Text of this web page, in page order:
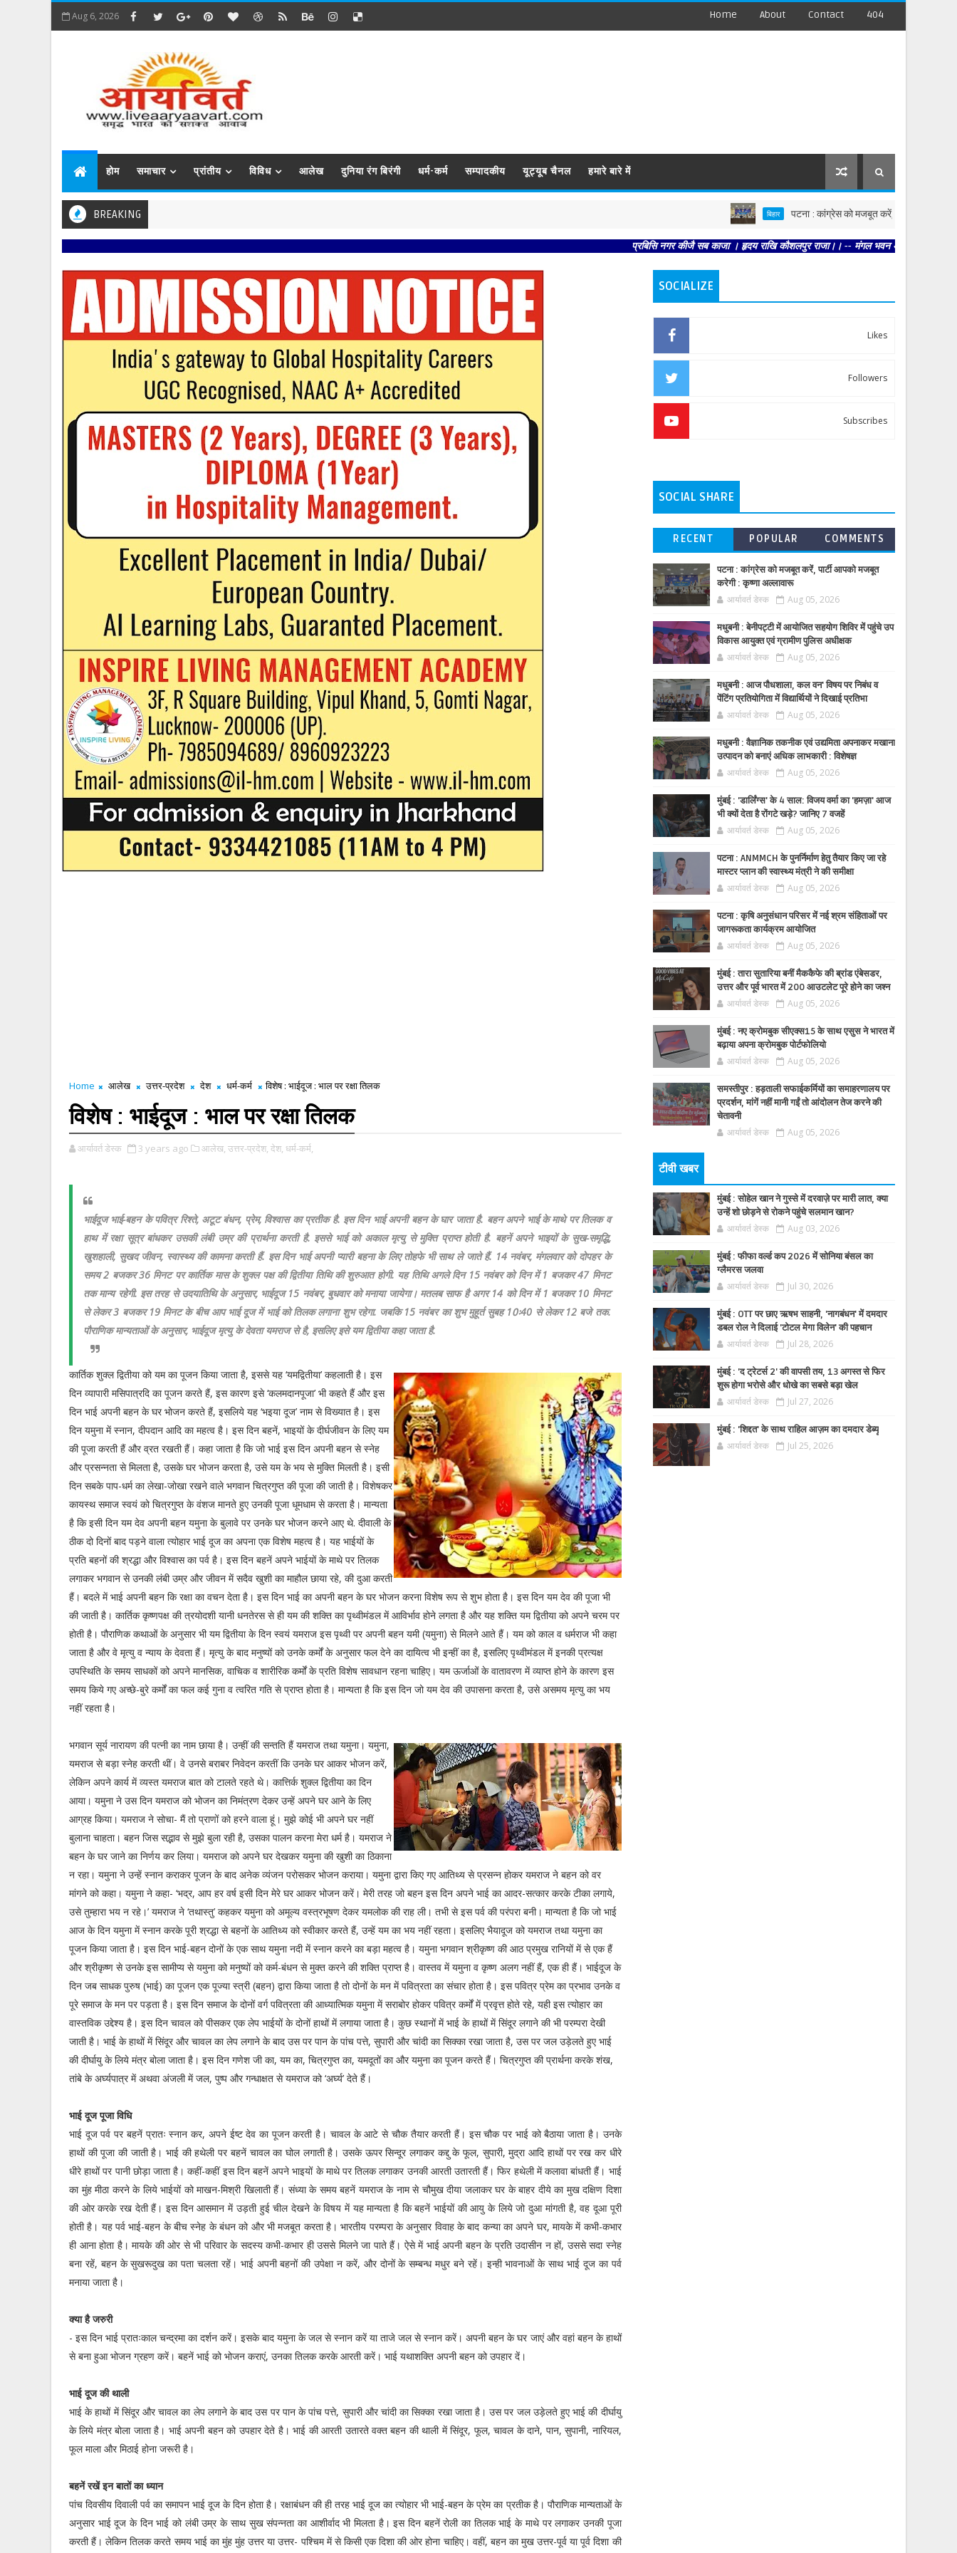
Aug 6, 2026 Home About Contact 404
होम समाचार प्रांतीय विविध आलेख दुनिया रंग बिरंगी धर्म-कर्म सम्पादकीय यूट्यूब चैनल हमारे बारे में
BREAKING बिहार पटना : कांग्रेस को मजबूत करें, पार्टी आपको मजबूत करेगी :
प्रबिसि नगर कीजै सब काजा । हृदय राखि कौशलपुर राजा।। -- मंगल भवन अमंगल हारी। द्रवहु सुदसरथ
Home आलेख उत्तर-प्रदेश देश धर्म-कर्म विशेष : भाईदूज : भाल पर रक्षा तिलक
विशेष : भाईदूज : भाल पर रक्षा तिलक
आर्यावर्त डेस्क 3 years ago आलेख, उत्तर-प्रदेश, देश, धर्म-कर्म,
भाईदूज भाई-बहन के पवित्र रिश्ते, अटूट बंधन, प्रेम, विश्वास का प्रतीक है. इस दिन भाई अपनी बहन के घार जाता है. बहन अपने भाई के माथे पर तिलक व
हाथ में रक्षा सूत्र बांधकर उसकी लंबी उम्र की प्रार्थना करती है. इससे भाई को अकाल मृत्यु से मुक्ति प्राप्त होती है. बहनें अपने भाइयों के सुख-समृद्धि,
खुशहाली, सुखद जीवन, स्वास्थ्य की कामना करती हैं. इस दिन भाई अपनी प्यारी बहना के लिए तोहफे भी साथ ले जाते हैं. 14 नवंबर, मंगलवार को दोपहर के
समय 2 बजकर 36 मिनट पर कार्तिक मास के शुक्ल पक्ष की द्वितीया तिथि की शुरुआत होगी. यह तिथि अगले दिन 15 नवंबर को दिन में 1 बजकर 47 मिनट
तक मान्य रहेगी. इस तरह से उदयातिथि के अनुसार, भाईदूज 15 नवंबर, बुधवार को मनाया जायेगा। मतलब साफ है अगर 14 को दिन में 1 बजकर 10 मिनट
से लेकर 3 बजकर 19 मिनट के बीच आप भाई दूज में भाई को तिलक लगाना शुभ रहेगा. जबकि 15 नवंबर का शुभ मुहूर्त सुबह 10ः40 से लेकर 12 बजे तक.
पौराणिक मान्यताओं के अनुसार, भाईदूज मृत्यु के देवता यमराज से है, इसलिए इसे यम द्वितीया कहा जाता है.
कार्तिक शुक्ल द्वितीया को यम का पूजन किया जाता है, इससे यह ‘यमद्वितीया’ कहलाती है। इस
दिन व्यापारी मसिपात्रदि का पूजन करते हैं, इस कारण इसे ‘कलमदानपूजा’ भी कहते हैं और इस
दिन भाई अपनी बहन के घर भोजन करते हैं, इसलिये यह ‘भइया दूज’ नाम से विख्यात है। इस
दिन यमुना में स्नान, दीपदान आदि का महत्व है। इस दिन बहनें, भाइयों के दीर्घजीवन के लिए यम
की पूजा करती हैं और व्रत रखती हैं। कहा जाता है कि जो भाई इस दिन अपनी बहन से स्नेह
और प्रसन्नता से मिलता है, उसके घर भोजन करता है, उसे यम के भय से मुक्ति मिलती है। इसी
दिन सबके पाप-धर्म का लेखा-जोखा रखने वाले भगवान चित्रगुप्त की पूजा की जाती है। विशेषकर
कायस्थ समाज स्वयं को चित्रगुप्त के वंशज मानते हुए उनकी पूजा धूमधाम से करता है। मान्यता
है कि इसी दिन यम देव अपनी बहन यमुना के बुलावे पर उनके घर भोजन करने आए थे. दीवाली के
ठीक दो दिनों बाद पड़ने वाला त्योहार भाई दूज का अपना एक विशेष महत्व है। यह भाईयों के
प्रति बहनों की श्रद्धा और विश्वास का पर्व है। इस दिन बहनें अपने भाईयों के माथे पर तिलक
लगाकर भगवान से उनकी लंबी उम्र और जीवन में सदैव खुशी का माहौल छाया रहे, की दुआ करती
हैं। बदले में भाई अपनी बहन कि रक्षा का वचन देता है। इस दिन भाई का अपनी बहन के घर भोजन करना विशेष रूप से शुभ होता है। इस दिन यम देव की पूजा भी
की जाती है। कार्तिक कृष्णपक्ष की त्रयोदशी यानी धनतेरस से ही यम की शक्ति का पृथ्वीमंडल में आविर्भाव होने लगता है और यह शक्ति यम द्वितीया को अपने चरम पर
होती है। पौराणिक कथाओं के अनुसार भी यम द्वितीया के दिन स्वयं यमराज इस पृथ्वी पर अपनी बहन यमी (यमुना) से मिलने आते हैं। यम को काल व धर्मराज भी कहा
जाता है और वे मृत्यु व न्याय के देवता हैं। मृत्यु के बाद मनुष्यों को उनके कर्मों के अनुसार फल देने का दायित्व भी इन्हीं का है, इसलिए पृथ्वीमंडल में इनकी प्रत्यक्ष
उपस्थिति के समय साधकों को अपने मानसिक, वाचिक व शारीरिक कर्मों के प्रति विशेष सावधान रहना चाहिए। यम ऊर्जाओं के वातावरण में व्याप्त होने के कारण इस
समय किये गए अच्छे-बुरे कर्मों का फल कई गुना व त्वरित गति से प्राप्त होता है। मान्यता है कि इस दिन जो यम देव की उपासना करता है, उसे असमय मृत्यु का भय
नहीं रहता है।
भगवान सूर्य नारायण की पत्नी का नाम छाया है। उन्हीं की सन्तति हैं यमराज तथा यमुना। यमुना,
यमराज से बड़ा स्नेह करती थीं। वे उनसे बराबर निवेदन करतीं कि उनके घर आकर भोजन करें,
लेकिन अपने कार्य में व्यस्त यमराज बात को टालते रहते थे। कात्तिर्क शुक्ल द्वितीया का दिन
आया। यमुना ने उस दिन यमराज को भोजन का निमंत्रण देकर उन्हें अपने घर आने के लिए
आग्रह किया। यमराज ने सोचा- मैं तो प्राणों को हरने वाला हूं। मुझे कोई भी अपने घर नहीं
बुलाना चाहता। बहन जिस सद्भाव से मुझे बुला रही है, उसका पालन करना मेरा धर्म है। यमराज ने
बहन के घर जाने का निर्णय कर लिया। यमराज को अपने घर देखकर यमुना की खुशी का ठिकाना
न रहा। यमुना ने उन्हें स्नान कराकर पूजन के बाद अनेक व्यंजन परोसकर भोजन कराया। यमुना द्वारा किए गए आतिथ्य से प्रसन्न होकर यमराज ने बहन को वर
मांगने को कहा। यमुना ने कहा- ‘भद्र, आप हर वर्ष इसी दिन मेरे घर आकर भोजन करें। मेरी तरह जो बहन इस दिन अपने भाई का आदर-सत्कार करके टीका लगाये,
उसे तुम्हारा भय न रहे।’ यमराज ने ‘तथास्तु’ कहकर यमुना को अमूल्य वस्त्रभूषण देकर यमलोक की राह ली। तभी से इस पर्व की परंपरा बनी। मान्यता है कि जो भाई
आज के दिन यमुना में स्नान करके पूरी श्रद्धा से बहनों के आतिथ्य को स्वीकार करते हैं, उन्हें यम का भय नहीं रहता। इसलिए भैयादूज को यमराज तथा यमुना का
पूजन किया जाता है। इस दिन भाई-बहन दोनों के एक साथ यमुना नदी में स्नान करने का बड़ा महत्व है। यमुना भगवान श्रीकृष्ण की आठ प्रमुख रानियों में से एक हैं
और श्रीकृष्ण से उनके इस सामीप्य से यमुना को मनुष्यों को कर्म-बंधन से मुक्त करने की शक्ति प्राप्त है। वास्तव में यमुना व कृष्ण अलग नहीं हैं, एक ही हैं। भाईदूज के
दिन जब साधक पुरुष (भाई) का पूजन एक पूज्या स्त्री (बहन) द्वारा किया जाता है तो दोनों के मन में पवित्रता का संचार होता है। इस पवित्र प्रेम का प्रभाव उनके व
पूरे समाज के मन पर पड़ता है। इस दिन समाज के दोनों वर्ग पवित्रता की आध्यात्मिक यमुना में सराबोर होकर पवित्र कर्मों में प्रवृत्त होते रहे, यही इस त्योहार का
वास्तविक उद्देश्य है। इस दिन चावल को पीसकर एक लेप भाईयों के दोनों हाथों में लगाया जाता है। कुछ स्थानों में भाई के हाथों में सिंदूर लगाने की भी परम्परा देखी
जाती है। भाई के हाथों में सिंदूर और चावल का लेप लगाने के बाद उस पर पान के पांच पत्ते, सुपारी और चांदी का सिक्का रखा जाता है, उस पर जल उड़ेलते हुए भाई
की दीर्घायु के लिये मंत्र बोला जाता है। इस दिन गणेश जी का, यम का, चित्रगुप्त का, यमदूतों का और यमुना का पूजन करते हैं। चित्रगुप्त की प्रार्थना करके शंख,
तांबे के अर्घ्यपात्र में अथवा अंजली में जल, पुष्प और गन्धाक्षत से यमराज को ‘अर्घ्य’ देते हैं।
भाई दूज पूजा विधि
भाई दूज पर्व पर बहनें प्रातः स्नान कर, अपने ईष्ट देव का पूजन करती है। चावल के आटे से चौक तैयार करती हैं। इस चौक पर भाई को बैठाया जाता है। उनके
हाथों की पूजा की जाती है। भाई की हथेली पर बहनें चावल का घोल लगाती है। उसके ऊपर सिन्दूर लगाकर कद्दु के फूल, सुपारी, मुद्रा आदि हाथों पर रख कर धीरे
धीरे हाथों पर पानी छोड़ा जाता है। कहीं-कहीं इस दिन बहनें अपने भाइयों के माथे पर तिलक लगाकर उनकी आरती उतारती हैं। फिर हथेली में कलावा बांधती हैं। भाई
का मुंह मीठा करने के लिये भाईयों को माखन-मिश्री खिलाती हैं। संध्या के समय बहनें यमराज के नाम से चौमुख दीया जलाकर घर के बाहर दीये का मुख दक्षिण दिशा
की ओर करके रख देती हैं। इस दिन आसमान में उड़ती हुई चील देखने के विषय में यह मान्यता है कि बहनें भाईयों की आयु के लिये जो दुआ मांगती है, वह दूआ पूरी
होती है। यह पर्व भाई-बहन के बीच स्नेह के बंधन को और भी मजबूत करता है। भारतीय परम्परा के अनुसार विवाह के बाद कन्या का अपने घर, मायके में कभी-कभार
ही आना होता है। मायके की ओर से भी परिवार के सदस्य कभी-कभार ही उससे मिलने जा पाते हैं। ऐसे में भाई अपनी बहन के प्रति उदासीन न हों, उससे सदा स्नेह
बना रहें, बहन के सुखरूदुख का पता चलता रहें। भाई अपनी बहनों की उपेक्षा न करें, और दोनों के सम्बन्ध मधुर बने रहें। इन्ही भावनाओं के साथ भाई दूज का पर्व
मनाया जाता है।
क्या है जरुरी
- इस दिन भाई प्रातःकाल चन्द्रमा का दर्शन करें। इसके बाद यमुना के जल से स्नान करें या ताजे जल से स्नान करें। अपनी बहन के घर जाएं और वहां बहन के हाथों
से बना हुआ भोजन ग्रहण करें। बहनें भाई को भोजन कराएं, उनका तिलक करके आरती करें। भाई यथाशक्ति अपनी बहन को उपहार दें।
भाई दूज की थाली
भाई के हाथों में सिंदूर और चावल का लेप लगाने के बाद उस पर पान के पांच पत्ते, सुपारी और चांदी का सिक्का रखा जाता है। उस पर जल उड़ेलते हुए भाई की दीर्घायु
के लिये मंत्र बोला जाता है। भाई अपनी बहन को उपहार देते है। भाई की आरती उतारते वक्त बहन की थाली में सिंदूर, फूल, चावल के दाने, पान, सुपानी, नारियल,
फूल माला और मिठाई होना जरूरी है।
बहनें रखें इन बातों का ध्यान
पांच दिवसीय दिवाली पर्व का समापन भाई दूज के दिन होता है। रक्षाबंधन की ही तरह भाई दूज का त्योहार भी भाई-बहन के प्रेम का प्रतीक है। पौराणिक मान्यताओं के
अनुसार भाई दूज के दिन भाई को लंबी उम्र के साथ सुख संपन्नता का आशीर्वाद भी मिलता है। इस दिन बहनें रोली का तिलक भाई के माथे पर लगाकर उनकी पूजा
करती हैं। लेकिन तिलक करते समय भाई का मुंह मुंह उत्तर या उत्तर- पश्चिम में से किसी एक दिशा की ओर होना चाहिए। वहीं, बहन का मुख उत्तर-पूर्व या पूर्व दिशा की
SOCIALIZE
Likes
Followers
Subscribes
SOCIAL SHARE
RECENT POPULAR COMMENTS
पटना : कांग्रेस को मजबूत करें, पार्टी आपको मजबूत
करेगी : कृष्णा अल्लावारू
आर्यावर्त डेस्क Aug 05, 2026
मधुबनी : बेनीपट्टी में आयोजित सहयोग शिविर में पहुंचे उप
विकास आयुक्त एवं ग्रामीण पुलिस अधीक्षक
आर्यावर्त डेस्क Aug 05, 2026
मधुबनी : आज पौधशाला, कल वन' विषय पर निबंध व
पेंटिंग प्रतियोगिता में विद्यार्थियों ने दिखाई प्रतिभा
आर्यावर्त डेस्क Aug 05, 2026
मधुबनी : वैज्ञानिक तकनीक एवं उद्यमिता अपनाकर मखाना
उत्पादन को बनाएं अधिक लाभकारी : विशेषज्ञ
आर्यावर्त डेस्क Aug 05, 2026
मुंबई : 'डार्लिंग्स' के 4 साल: विजय वर्मा का 'हमज़ा' आज
भी क्यों देता है रोंगटे खड़े? जानिए 7 वजहें
आर्यावर्त डेस्क Aug 05, 2026
पटना : ANMMCH के पुनर्निर्माण हेतु तैयार किए जा रहे
मास्टर प्लान की स्वास्थ्य मंत्री ने की समीक्षा
आर्यावर्त डेस्क Aug 05, 2026
पटना : कृषि अनुसंधान परिसर में नई श्रम संहिताओं पर
जागरूकता कार्यक्रम आयोजित
आर्यावर्त डेस्क Aug 05, 2026
मुंबई : तारा सुतारिया बनीं मैककैफे की ब्रांड एंबेसडर,
उत्तर और पूर्व भारत में 200 आउटलेट पूरे होने का जश्न
आर्यावर्त डेस्क Aug 05, 2026
मुंबई : नए क्रोमबुक सीएक्स15 के साथ एसुस ने भारत में
बढ़ाया अपना क्रोमबुक पोर्टफोलियो
आर्यावर्त डेस्क Aug 05, 2026
समस्तीपुर : हड़ताली सफाईकर्मियों का समाहरणालय पर
प्रदर्शन, मांगें नहीं मानी गईं तो आंदोलन तेज करने की
चेतावनी
आर्यावर्त डेस्क Aug 05, 2026
टीवी खबर
मुंबई : सोहेल खान ने गुस्से में दरवाज़े पर मारी लात, क्या
उन्हें शो छोड़ने से रोकने पहुंचे सलमान खान?
आर्यावर्त डेस्क Aug 03, 2026
मुंबई : फीफा वर्ल्ड कप 2026 में सोनिया बंसल का
ग्लैमरस जलवा
आर्यावर्त डेस्क Jul 30, 2026
मुंबई : OTT पर छाए ऋषभ साहनी, 'नागबंधन' में दमदार
डबल रोल ने दिलाई 'टोटल मेगा विलेन' की पहचान
आर्यावर्त डेस्क Jul 28, 2026
मुंबई : 'द ट्रेटर्स 2' की वापसी तय, 13 अगस्त से फिर
शुरू होगा भरोसे और धोखे का सबसे बड़ा खेल
आर्यावर्त डेस्क Jul 27, 2026
मुंबई : 'शिद्दत' के साथ राहिल आज़म का दमदार डेब्यू
आर्यावर्त डेस्क Jul 25, 2026